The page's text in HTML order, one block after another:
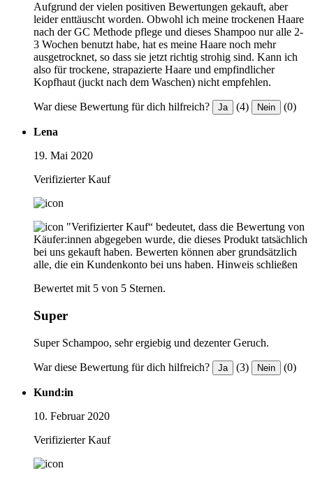
Aufgrund der vielen positiven Bewertungen gekauft, aber
leider enttäuscht worden. Obwohl ich meine trockenen Haare
nach der GC Methode pflege und dieses Shampoo nur alle 2-
3 Wochen benutzt habe, hat es meine Haare noch mehr
ausgetrocknet, so dass sie jetzt richtig strohig sind. Kann ich
also für trockene, strapazierte Haare und empfindlicher
Kopfhaut (juckt nach dem Waschen) nicht empfehlen.
War diese Bewertung für dich hilfreich? Ja (4) Nein (0)
Lena
19. Mai 2020
Verifizierter Kauf
"Verifizierter Kauf“ bedeutet, dass die Bewertung von
Käufer:innen abgegeben wurde, die dieses Produkt tatsächlich
bei uns gekauft haben. Bewerten können aber grundsätzlich
alle, die ein Kundenkonto bei uns haben. Hinweis schließen
Bewertet mit 5 von 5 Sternen.
Super
Super Schampoo, sehr ergiebig und dezenter Geruch.
War diese Bewertung für dich hilfreich? Ja (3) Nein (0)
Kund:in
10. Februar 2020
Verifizierter Kauf